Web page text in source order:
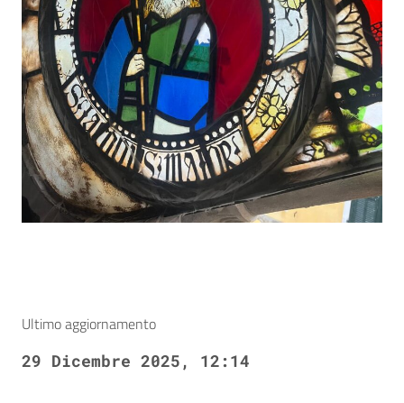
Ultimo aggiornamento
29 Dicembre 2025, 12:14